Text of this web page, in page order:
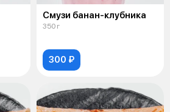
Смузи банан-клубника
350 г
300 ₽